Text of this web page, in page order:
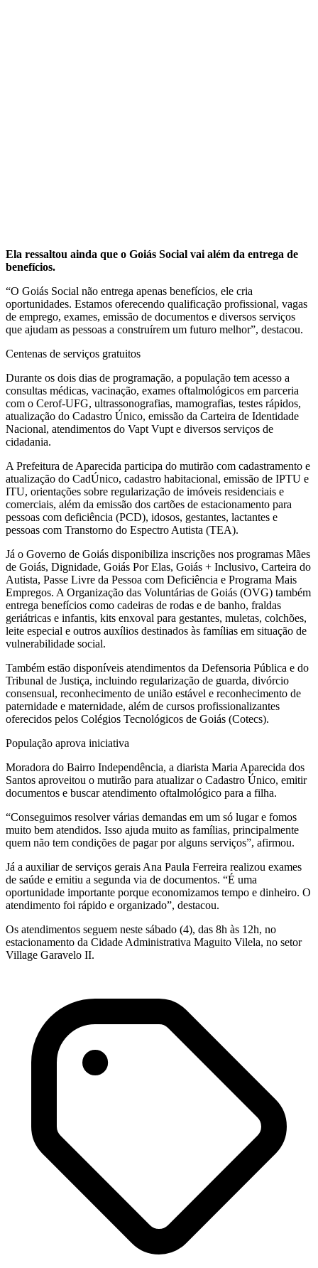
Ela ressaltou ainda que o Goiás Social vai além da entrega de
benefícios.
“O Goiás Social não entrega apenas benefícios, ele cria
oportunidades. Estamos oferecendo qualificação profissional, vagas
de emprego, exames, emissão de documentos e diversos serviços
que ajudam as pessoas a construírem um futuro melhor”, destacou.
Centenas de serviços gratuitos
Durante os dois dias de programação, a população tem acesso a
consultas médicas, vacinação, exames oftalmológicos em parceria
com o Cerof-UFG, ultrassonografias, mamografias, testes rápidos,
atualização do Cadastro Único, emissão da Carteira de Identidade
Nacional, atendimentos do Vapt Vupt e diversos serviços de
cidadania.
A Prefeitura de Aparecida participa do mutirão com cadastramento e
atualização do CadÚnico, cadastro habitacional, emissão de IPTU e
ITU, orientações sobre regularização de imóveis residenciais e
comerciais, além da emissão dos cartões de estacionamento para
pessoas com deficiência (PCD), idosos, gestantes, lactantes e
pessoas com Transtorno do Espectro Autista (TEA).
Já o Governo de Goiás disponibiliza inscrições nos programas Mães
de Goiás, Dignidade, Goiás Por Elas, Goiás + Inclusivo, Carteira do
Autista, Passe Livre da Pessoa com Deficiência e Programa Mais
Empregos. A Organização das Voluntárias de Goiás (OVG) também
entrega benefícios como cadeiras de rodas e de banho, fraldas
geriátricas e infantis, kits enxoval para gestantes, muletas, colchões,
leite especial e outros auxílios destinados às famílias em situação de
vulnerabilidade social.
Também estão disponíveis atendimentos da Defensoria Pública e do
Tribunal de Justiça, incluindo regularização de guarda, divórcio
consensual, reconhecimento de união estável e reconhecimento de
paternidade e maternidade, além de cursos profissionalizantes
oferecidos pelos Colégios Tecnológicos de Goiás (Cotecs).
População aprova iniciativa
Moradora do Bairro Independência, a diarista Maria Aparecida dos
Santos aproveitou o mutirão para atualizar o Cadastro Único, emitir
documentos e buscar atendimento oftalmológico para a filha.
“Conseguimos resolver várias demandas em um só lugar e fomos
muito bem atendidos. Isso ajuda muito as famílias, principalmente
quem não tem condições de pagar por alguns serviços”, afirmou.
Já a auxiliar de serviços gerais Ana Paula Ferreira realizou exames
de saúde e emitiu a segunda via de documentos. “É uma
oportunidade importante porque economizamos tempo e dinheiro. O
atendimento foi rápido e organizado”, destacou.
Os atendimentos seguem neste sábado (4), das 8h às 12h, no
estacionamento da Cidade Administrativa Maguito Vilela, no setor
Village Garavelo II.